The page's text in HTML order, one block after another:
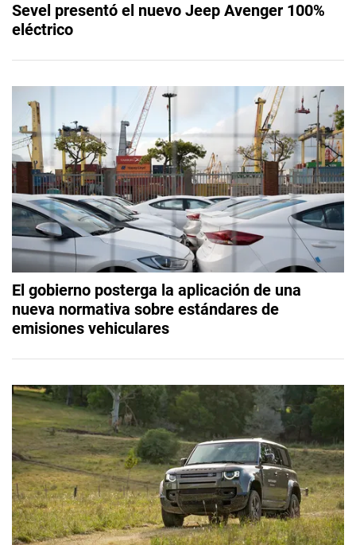
Sevel presentó el nuevo Jeep Avenger 100%
eléctrico
El gobierno posterga la aplicación de una
nueva normativa sobre estándares de
emisiones vehiculares